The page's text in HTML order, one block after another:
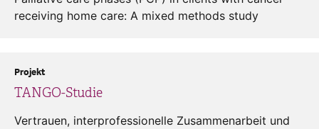
receiving home care: A mixed methods study
TANGO-Studie
Projekt
Vertrauen, interprofessionelle Zusammenarbeit und